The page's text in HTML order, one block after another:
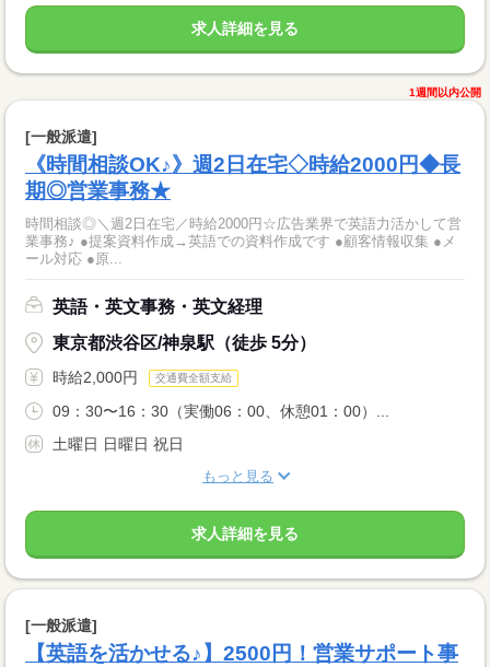
求人詳細を見る
1週間以内公開
[一般派遣]
《時間相談OK♪》週2日在宅◇時給2000円◆長
期◎営業事務★
時間相談◎＼週2日在宅／時給2000円☆広告業界で英語力活かして営
業事務♪ ●提案資料作成→英語での資料作成です ●顧客情報収集 ●メ
ール対応 ●原...
英語・英文事務・英文経理
東京都渋谷区/神泉駅（徒歩 5分）
時給2,000円 交通費全額支給
09：30〜16：30（実働06：00、休憩01：00）...
土曜日 日曜日 祝日
もっと見る
求人詳細を見る
[一般派遣]
【英語を活かせる♪】2500円！営業サポート事